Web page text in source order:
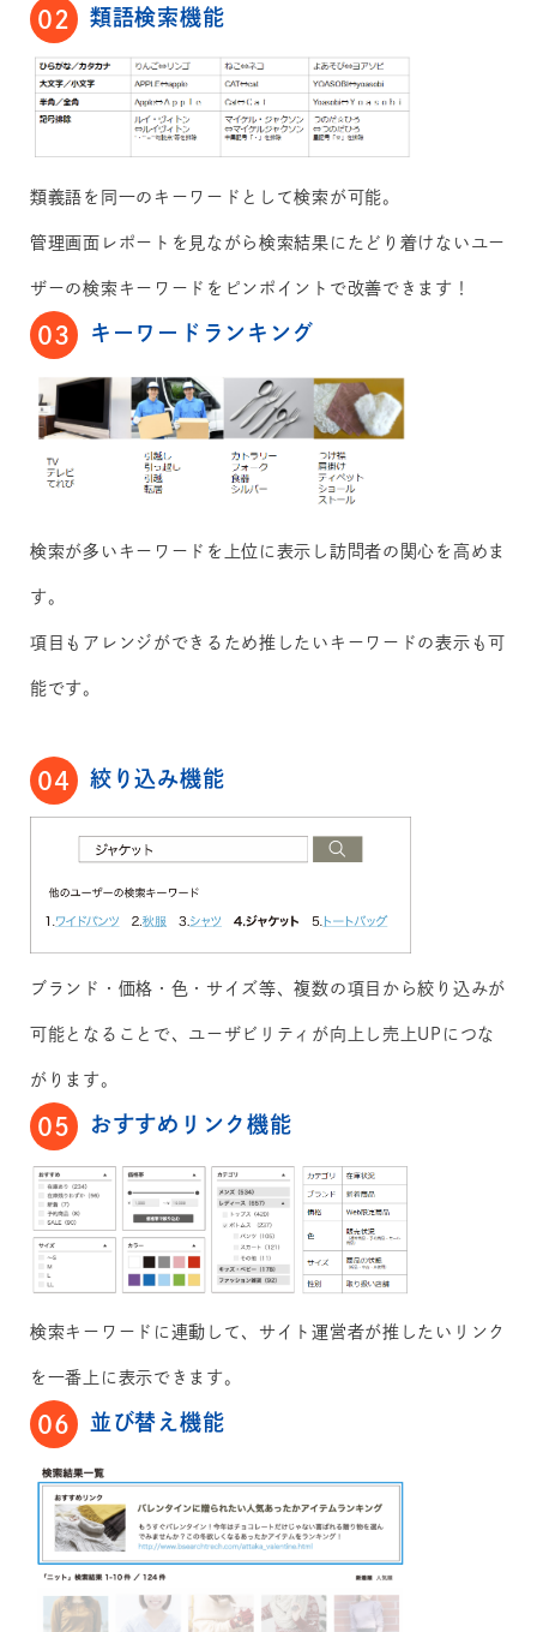
02 類語検索機能
類義語を同一のキーワードとして検索が可能。
管理画面レポートを見ながら検索結果にたどり着けないユー
ザーの検索キーワードをピンポイントで改善できます！
03 キーワードランキング
検索が多いキーワードを上位に表示し訪問者の関心を高めま
す。
項目もアレンジができるため推したいキーワードの表示も可
能です。
04 絞り込み機能
ブランド・価格・色・サイズ等、複数の項目から絞り込みが
可能となることで、ユーザビリティが向上し売上UPにつな
がります。
05 おすすめリンク機能
検索キーワードに連動して、サイト運営者が推したいリンク
を一番上に表示できます。
06 並び替え機能